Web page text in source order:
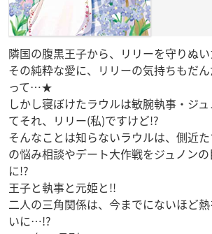
隣国の腹黒王子から、リリーを守りぬい
その純粋な愛に、リリーの気持ちもだ
って…★
しかし寝ぼけたラウルは敏腕執事・
てそれ、リリー(私)ですけど!?
そんなことは知らないラウルは、側近
の悩み相談やデート大作戦をジュノン
に!?
王子と執事と元姫と!!
二人の三角関係は、今までにないほど
いに…!?